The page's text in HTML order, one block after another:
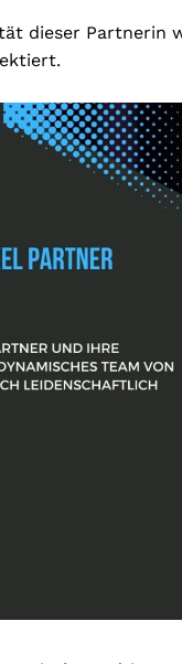
dieser Partnerin